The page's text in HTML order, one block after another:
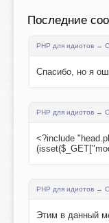
Последние
PHP для идиотов →
Спасибо, но я
PHP для идиотов →
<?include
PHP для идиотов →
Этим в данный